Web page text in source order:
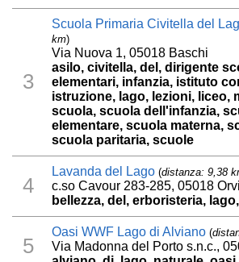
3
Scuola Primaria Civitella del
km)
Via Nuova 1, 05018 Baschi
asilo, civitella, del, dirigente
elementari, infanzia, istituto
istruzione, lago, lezioni, liceo,
scuola, scuola dell'infanzia,
elementare, scuola materna,
scuola paritaria, scuole
4
Lavanda del Lago (distanza: 9,38
c.so Cavour 283-285, 05018
bellezza, del, erboristeria,
5
Oasi WWF Lago di Alviano (
Via Madonna del Porto s.n.c.,